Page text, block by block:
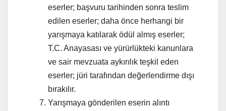
eserler; başvuru tarihinden sonra teslim
edilen eserler; daha önce herhangi bir
yarışmaya katılarak ödül almış eserler;
T.C. Anayasası ve yürürlükteki kanunlara
ve sair mevzuata aykırılık teşkil eden
eserler; jüri tarafından değerlendirme dışı
bırakılır.
Yarışmaya gönderilen eserin alıntı